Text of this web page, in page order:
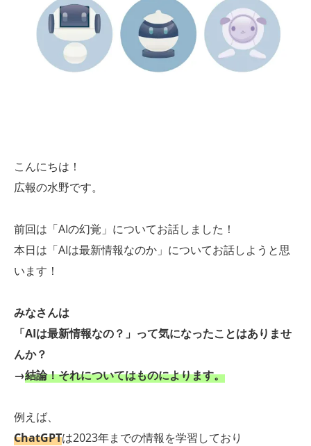
こんにちは！
広報の水野です。
前回は「AIの幻覚」についてお話しました！
本日は「AIは最新情報なのか」についてお話しようと思
います！
みなさんは
「AIは最新情報なの？」って気になったことはありませ
んか？
→結論！それについてはものによります。
例えば、
ChatGPTは2023年までの情報を学習しており